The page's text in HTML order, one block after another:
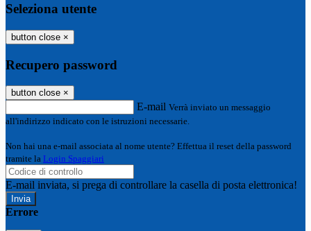
Seleziona utente
button close ×
Recupero password
button close ×
E-mail Verrà inviato un messaggio
all'indirizzo indicato con le istruzioni necessarie.
Non hai una e-mail associata al nome utente? Effettua il reset della password
tramite la Login Spaggiari
E-mail inviata, si prega di controllare la casella di posta elettronica!
Errore